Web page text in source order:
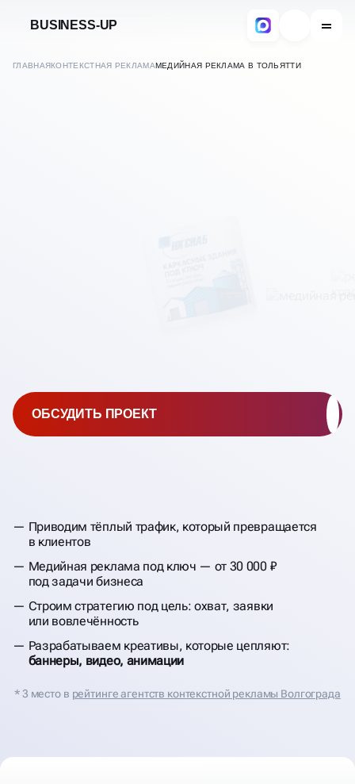
BUSINESS-UP
ГЛАВНАЯКОНТЕКСТНАЯ РЕКЛАМАМЕДИЙНАЯ РЕКЛАМА В ТОЛЬЯТТИ
Приводим тёплый трафик, который превращается
в клиентов
Медийная реклама под ключ — от 30 000 ₽
под задачи бизнеса
Строим стратегию под цель: охват, заявки
или вовлечённость
Разрабатываем креативы, которые цепляют:
баннеры, видео, анимации
ОБСУДИТЬ ПРОЕКТ
* 3 место в рейтинге агентств контекстной рекламы Волгограда